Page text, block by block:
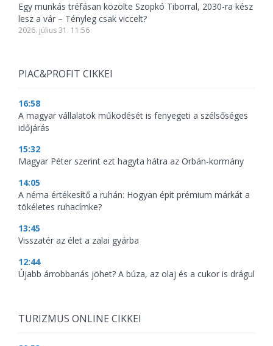
Egy munkás tréfásan közölte Szopkó Tiborral, 2030-ra kész
lesz a vár – Tényleg csak viccelt?
2026. július 31. 11:56
PIAC&PROFIT CIKKEI
16:58
A magyar vállalatok működését is fenyegeti a szélsőséges
időjárás
15:32
Magyar Péter szerint ezt hagyta hátra az Orbán-kormány
14:05
A néma értékesítő a ruhán: Hogyan épít prémium márkát a
tökéletes ruhacímke?
13:45
Visszatér az élet a zalai gyárba
12:44
Újabb árrobbanás jöhet? A búza, az olaj és a cukor is drágul
TURIZMUS ONLINE CIKKEI